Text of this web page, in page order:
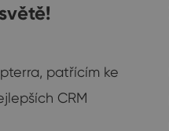
patřícím ke
CRM